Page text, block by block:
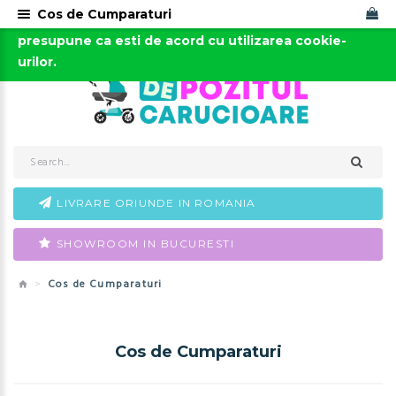
0723-666-005 / 0743-666-006
LIVRARE ORIUNDE IN ROMANIA
SHOWROOM IN BUCURESTI
Cos de Cumparaturi
Cos de Cumparaturi
Acest site foloseste cookies. Continuarea navigarii
presupune ca esti de acord cu utilizarea cookie-
urilor.
Cos de Cumparaturi